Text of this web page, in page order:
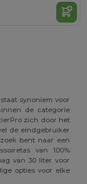
synoniem voor
de categorie
zich door het
de eindgebruiker
bent naar een
van 100%
van 30 liter voor
opties voor elke